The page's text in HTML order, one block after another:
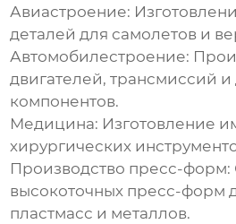
Авиастроение:
деталей для самолетов и
Автомобилестроение:
двигателей, трансмиссий и
компонентов.
Медицина: Изготовление
хирургических
Производство пресс-форм:
высокоточных пресс-форм
пластмасс и металлов.